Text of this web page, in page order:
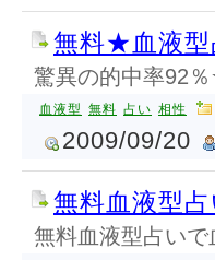
無料★血液型
驚異の的中率92
血液型 無料 占い 相性
2009/09/20
無料血液型占
無料血液型占い